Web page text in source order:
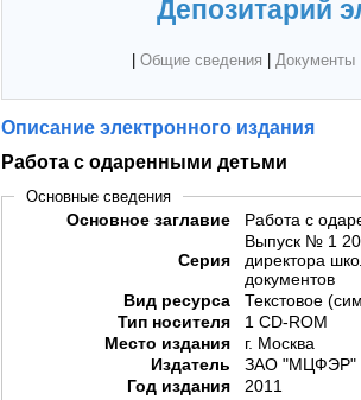
Депозитарий
Общие сведения Документы|
Описание электронного издания
Работа с одаренными детьми
Основные сведения
Основное заглавие Работа с
Серия
Выпуск № 1
директора
документов
Вид ресурса
Текстовое
Тип носителя
1 CD-ROM
Место издания
г. Москва
Издатель
ЗАО "МЦФЭР"
Год издания
2011